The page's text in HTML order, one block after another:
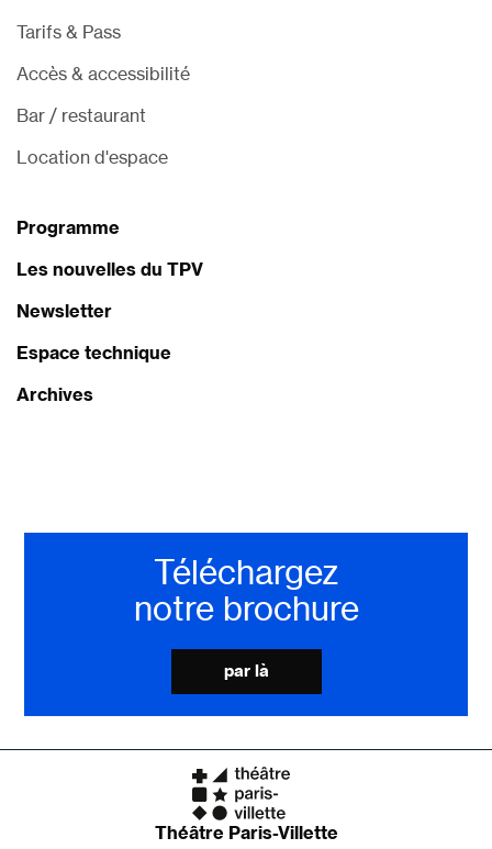
Tarifs & Pass
Accès & accessibilité
Bar / restaurant
Location d'espace
Programme
Les nouvelles du TPV
Newsletter
Espace technique
Archives
Téléchargez
notre brochure
par là
Théâtre Paris-Villette